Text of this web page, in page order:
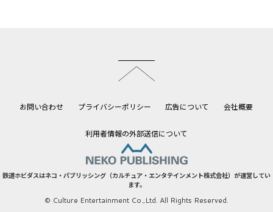
お問い合わせ プライバシーポリシー 広告について 会社概要
利用者情報の外部送信について
鉄道ホビダスはネコ・パブリッシング（カルチュア・エンタテインメント株式会社）が運営してい
ます。
© Culture Entertainment Co.,Ltd. All Rights Reserved.